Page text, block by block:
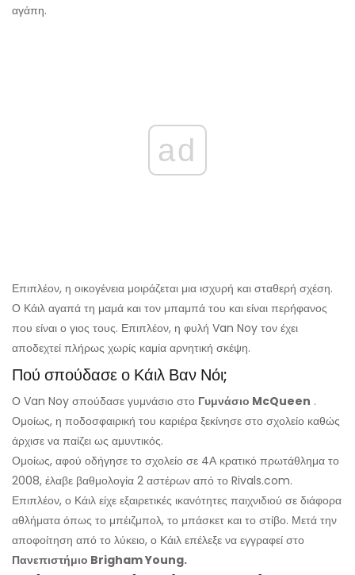
αγάπη.
ad
Επιπλέον, η οικογένεια μοιράζεται μια ισχυρή και σταθερή σχέση.
Ο Κάιλ αγαπά τη μαμά και τον μπαμπά του και είναι περήφανος
που είναι ο γιος τους. Επιπλέον, η φυλή Van Noy τον έχει
αποδεχτεί πλήρως χωρίς καμία αρνητική σκέψη.
Πού σπούδασε ο Κάιλ Βαν Νόι;
Ο Van Noy σπούδασε γυμνάσιο στο Γυμνάσιο McQueen .
Ομοίως, η ποδοσφαιρική του καριέρα ξεκίνησε στο σχολείο καθώς
άρχισε να παίζει ως αμυντικός.
Ομοίως, αφού οδήγησε το σχολείο σε 4Α κρατικό πρωτάθλημα το
2008, έλαβε βαθμολογία 2 αστέρων από το Rivals.com.
Επιπλέον, ο Κάιλ είχε εξαιρετικές ικανότητες παιχνιδιού σε διάφορα
αθλήματα όπως το μπέιζμπολ, το μπάσκετ και το στίβο. Μετά την
αποφοίτηση από το λύκειο, ο Κάιλ επέλεξε να εγγραφεί στο
Πανεπιστήμιο Brigham Young.